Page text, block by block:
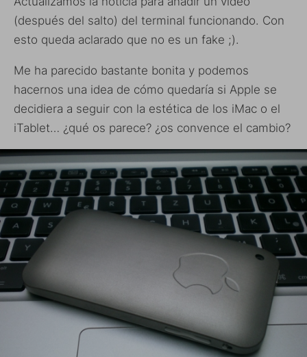
(después del salto) del terminal funcionando. Con
esto queda aclarado que no es un fake ;).
Me ha parecido bastante bonita y podemos
hacernos una idea de cómo quedaría si Apple se
decidiera a seguir con la estética de los iMac o el
iTablet… ¿qué os parece? ¿os convence el cambio?